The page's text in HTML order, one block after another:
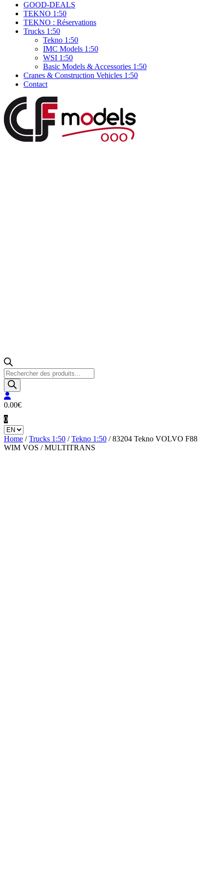
GOOD-DEALS
TEKNO 1:50
TEKNO : Réservations
Trucks 1:50
Tekno 1:50
IMC Models 1:50
WSI 1:50
Basic Models & Accessories 1:50
Cranes & Construction Vehicles 1:50
Contact
Products
search
0.00€
0
Home /Trucks 1:50 /Tekno 1:50 / 83204 Tekno VOLVO F88
WIM VOS / MULTITRANS